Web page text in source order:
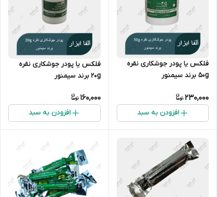
فلکس یا پودر جوشکاری نقره
50g برند سیمنور
230,000
افزودن به سبد
فلکس یا پودر جوشکاری نقره
20g برند سیمنور
160,000
افزودن به سبد